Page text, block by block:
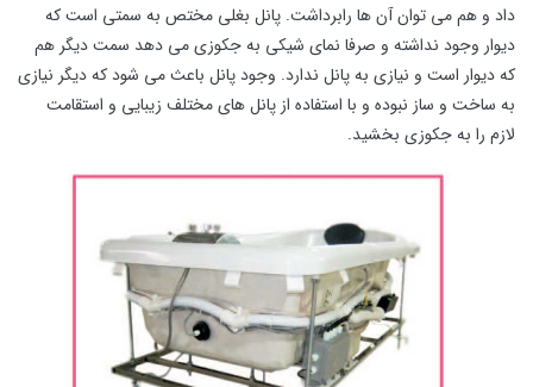
داد و هم می توان آن ها رابرداشت. پانل بغلی مختص به سمتی است که
دیوار وجود نداشته و صرفا نمای شیکی به جکوزی می دهد سمت دیگر هم
که دیوار است و نیازی به پانل ندارد. وجود پانل باعث می شود که دیگر نیازی
به ساخت و ساز نبوده و با استفاده از پانل های مختلف زیبایی و استقامت
لازم را به جکوزی بخشید.